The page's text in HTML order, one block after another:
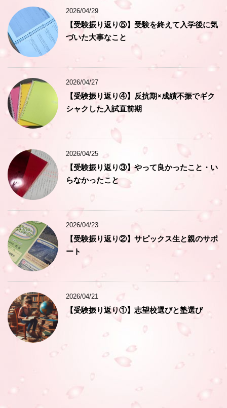
2026/04/29
【受験振り返り⑤】受験を終えて入学後に気
づいた大事なこと
2026/04/27
【受験振り返り④】反抗期×成績不振でギク
シャクした入試直前期
2026/04/25
【受験振り返り③】やって良かったこと・い
らなかったこと
2026/04/23
【受験振り返り②】サピックス生と親のサポ
ート
2026/04/21
【受験振り返り①】志望校選びと塾選び